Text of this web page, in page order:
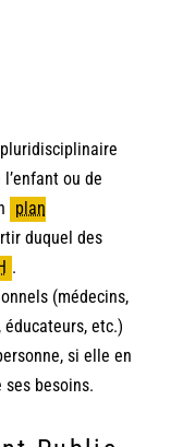
ou de
plan
duquel des
.
(médecins,
etc.)
si elle en
ses besoins.